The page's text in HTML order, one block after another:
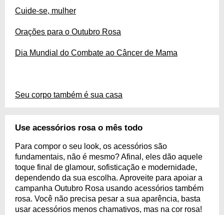
Cuide-se, mulher
Orações para o Outubro Rosa
Dia Mundial do Combate ao Câncer de Mama
Seu corpo também é sua casa
Use acessórios rosa o mês todo
Para compor o seu look, os acessórios são
fundamentais, não é mesmo? Afinal, eles dão aquele
toque final de glamour, sofisticação e modernidade,
dependendo da sua escolha. Aproveite para apoiar a
campanha Outubro Rosa usando acessórios também
rosa. Você não precisa pesar a sua aparência, basta
usar acessórios menos chamativos, mas na cor rosa!